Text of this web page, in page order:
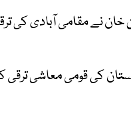
نے مقامی آبادی کی ترقی
سیمینار 2026 کو پاکستان کی